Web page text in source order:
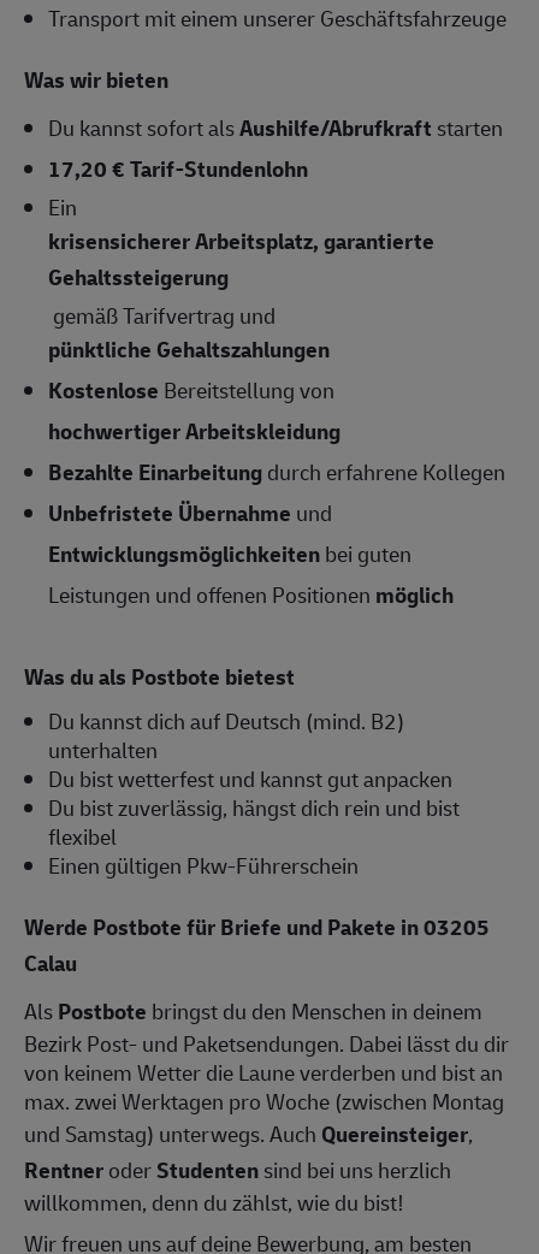
Transport mit einem unserer Geschäftsfahrzeuge
Was wir bieten
Du kannst sofort alsAushilfe/Abrufkraft starten
17,20 € Tarif-Stundenlohn
Ein
krisensicherer Arbeitsplatz, garantierte
Gehaltssteigerung
gemäß Tarifvertrag und
pünktliche Gehaltszahlungen
Kostenlose Bereitstellung von
hochwertiger Arbeitskleidung
Bezahlte Einarbeitungdurch erfahrene Kollegen
Unbefristete Übernahme und
Entwicklungsmöglichkeitenbei guten
Leistungen und offenen Positionen möglich
Was du als Postbote bietest
Du kannst dich auf Deutsch (mind. B2)
unterhalten
Du bist wetterfest und kannst gut anpacken
Du bist zuverlässig, hängst dich rein und bist
flexibel
Einen gültigen Pkw-Führerschein
Werde Postbote für Briefe und Pakete in 03205
Calau
AlsPostbote bringst du den Menschen in deinem
Bezirk Post- und Paketsendungen. Dabei lässt du dir
von keinem Wetter die Laune verderben und bist an
max. zwei Werktagen pro Woche (zwischen Montag
und Samstag) unterwegs. Auch Quereinsteiger,
RentneroderStudentensind bei uns herzlich
willkommen, denn du zählst, wie du bist!
Wir freuen uns auf deine Bewerbung, am besten